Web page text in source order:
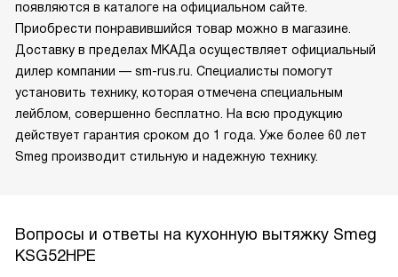
появляются в каталоге на официальном сайте.
Приобрести понравившийся товар можно в магазине.
Доставку в пределах МКАДа осуществляет официальный
дилер компании — sm-rus.ru. Специалисты помогут
установить технику, которая отмечена специальным
лейблом, совершенно бесплатно. На всю продукцию
действует гарантия сроком до 1 года. Уже более 60 лет
Smeg производит стильную и надежную технику.
Вопросы и ответы на кухонную вытяжку Smeg
KSG52HPE